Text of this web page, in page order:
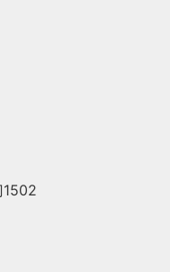
1502